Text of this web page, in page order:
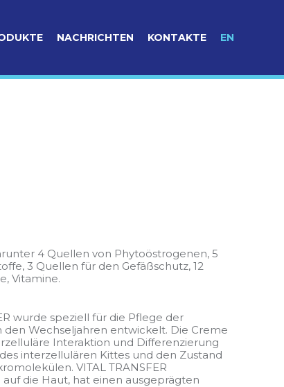
NACHRICHTEN KONTAKTE EN
4 Quellen von Phytoöstrogenen, 5
3 Quellen für den Gefäßschutz, 12
Vitamine.
wurde speziell für die Pflege der
Wechseljahren entwickelt. Die Creme
Interaktion und Differenzierung
interzellulären Kittes und den Zustand
VITAL TRANSFER
die Haut, hat einen ausgeprägten